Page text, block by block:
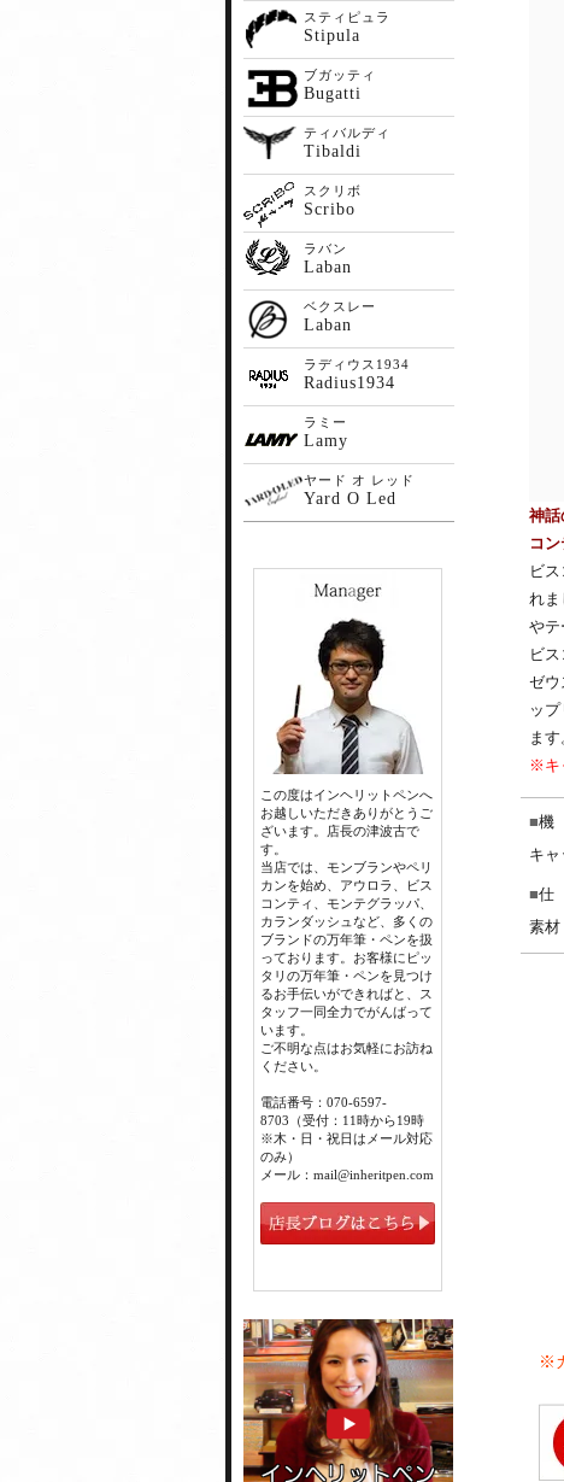
神話
コ
ビ
れま
やテ
ビ
ゼウ
ッ
ま
※キ
機
キ
仕
素材
※
スティピュラ
Stipula
ブガッティ
Bugatti
ティバルディ
Tibaldi
スクリボ
Scribo
ラバン
Laban
ベクスレー
Laban
ラディウス1934
Radius1934
ラミー
Lamy
ヤード オ レッド
Yard O Led
この度はインヘリットペンへ
お越しいただきありがとうご
ざいます。店長の津波古で
す。
当店では、モンブランやペリ
カンを始め、アウロラ、ビス
コンティ、モンテグラッパ、
カランダッシュなど、多くの
ブランドの万年筆・ペンを扱
っております。お客様にピッ
タリの万年筆・ペンを見つけ
るお手伝いができればと、ス
タッフ一同全力でがんばって
います。
ご不明な点はお気軽にお訪ね
ください。
電話番号：070-6597-
8703（受付：11時から19時
※木・日・祝日はメール対応
のみ）
メール：mail@inheritpen.com